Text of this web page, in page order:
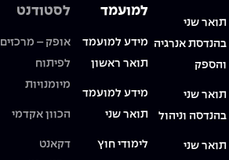
תואר שני
בהנדסת אנרגיה
והספק
תואר שני
בהנדסה וניהול
תואר שני
למועמד
מידע למועמד
תואר ראשון
מידע למועמד
תואר שני
לימודי חוץ
לסטודנט
אופק – מרכזים
לפיתוח
מיומנויות
הכוון אקדמי
דקאנט